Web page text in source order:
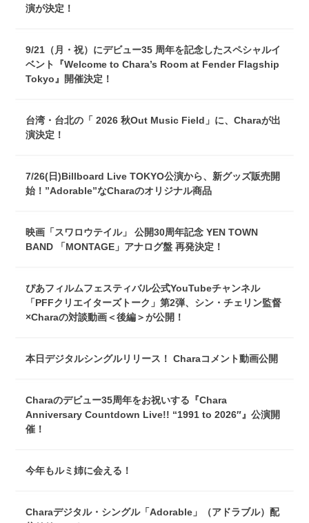
演が決定！
9/21（月・祝）にデビュー35 周年を記念したスペシャルイ
ベント『Welcome to Chara’s Room at Fender Flagship
Tokyo』開催決定！
台湾・台北の「 2026 秋Out Music Field」に、Charaが出
演決定！
7/26(日)Billboard Live TOKYO公演から、新グッズ販売開
始！”Adorable”なCharaのオリジナル商品
映画「スワロウテイル」 公開30周年記念 YEN TOWN
BAND 「MONTAGE」アナログ盤 再発決定！
ぴあフィルムフェスティバル公式YouTubeチャンネル
「PFFクリエイターズトーク」第2弾、シン・チェリン監督
×Charaの対談動画＜後編＞が公開！
本日デジタルシングルリリース！ Charaコメント動画公開
Charaのデビュー35周年をお祝いする『Chara
Anniversary Countdown Live!! “1991 to 2026″』公演開
催！
今年もルミ姉に会える！
Charaデジタル・シングル「Adorable」（アドラブル）配